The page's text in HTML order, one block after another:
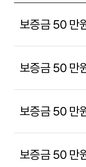
보증금 50 만
보증금 50 만
보증금 50 만
보증금 50 만